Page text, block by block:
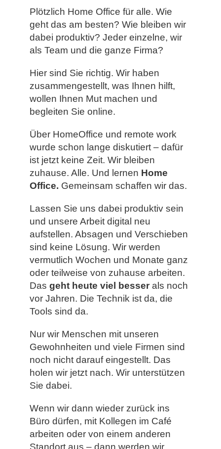
Plötzlich Home Office für alle. Wie
geht das am besten? Wie bleiben wir
dabei produktiv? Jeder einzelne, wir
als Team und die ganze Firma?
Hier sind Sie richtig. Wir haben
zusammengestellt, was Ihnen hilft,
wollen Ihnen Mut machen und
begleiten Sie online.
Über HomeOffice und remote work
wurde schon lange diskutiert – dafür
ist jetzt keine Zeit. Wir bleiben
zuhause. Alle. Und lernen Home
Office. Gemeinsam schaffen wir das.
Lassen Sie uns dabei produktiv sein
und unsere Arbeit digital neu
aufstellen. Absagen und Verschieben
sind keine Lösung. Wir werden
vermutlich Wochen und Monate ganz
oder teilweise von zuhause arbeiten.
Das geht heute viel besser als noch
vor Jahren. Die Technik ist da, die
Tools sind da.
Nur wir Menschen mit unseren
Gewohnheiten und viele Firmen sind
noch nicht darauf eingestellt. Das
holen wir jetzt nach. Wir unterstützen
Sie dabei.
Wenn wir dann wieder zurück ins
Büro dürfen, mit Kollegen im Café
arbeiten oder von einem anderen
Standort aus – dann werden wir